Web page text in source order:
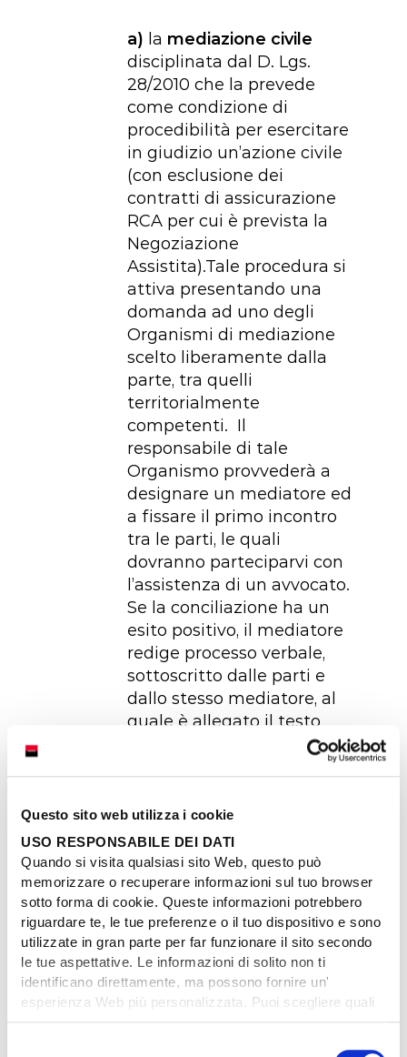
Questo sito web utilizza i cookie
USO RESPONSABILE DEI DATI
Quando si visita qualsiasi sito Web, questo può
memorizzare o recuperare informazioni sul tuo browser
sotto forma di cookie. Queste informazioni potrebbero
riguardare te, le tue preferenze o il tuo dispositivo e sono
utilizzate in gran parte per far funzionare il sito secondo
le tue aspettative. Le informazioni di solito non ti
identificano direttamente, ma possono fornire un'
esperienza Web più personalizzata. Puoi scegliere quali
a) la mediazione civile
disciplinata dal D. Lgs.
28/2010 che la prevede
come condizione di
procedibilità per esercitare
in giudizio un’azione civile
(con esclusione dei
contratti di assicurazione
RCA per cui è prevista la
Negoziazione
Assistita).Tale procedura si
attiva presentando una
domanda ad uno degli
Organismi di mediazione
scelto liberamente dalla
parte, tra quelli
territorialmente
competenti. Il
responsabile di tale
Organismo provvederà a
designare un mediatore ed
a fissare il primo incontro
tra le parti, le quali
dovranno parteciparvi con
l’assistenza di un avvocato.
Se la conciliazione ha un
esito positivo, il mediatore
redige processo verbale,
sottoscritto dalle parti e
dallo stesso mediatore, al
quale è allegato il testo
b)laconciliazione
paritetica
che nasce da un
(Associazione Nazionale
fra le Imprese Assicuratrici)
ed alcune Associazioni dei
Consumatori al fine di
facilitare i rapporti tra i
consumatori e le imprese
di assicurazione e ridurre il
contenzioso nel settore RC